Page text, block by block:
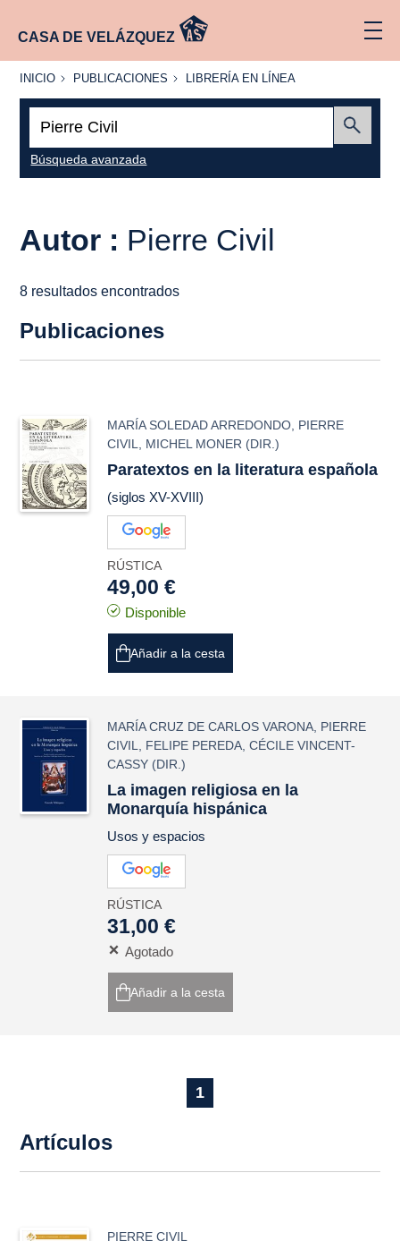
CASA DE VELÁZQUEZ
INICIO
INICIO PUBLICACIONES
PUBLICACIONES
LIBRERÍA
LÍNEA
LIBRERÍA EN LÍNEA
Búsqueda avanzada
Autor : Pierre Civil
8 resultados encontrados
Publicaciones
MARÍA SOLEDAD ARREDONDO PIERRE
CIVIL
MICHEL MONER (DIR.)
Paratextos en la literatura española
(siglos XV-XVIII)
RÚSTICA
49,00 €
Disponible
Añadir a la cesta
MARÍA CRUZ DE CARLOS VARONA PIERRE
CIVIL
FELIPE PEREDA ,CÉCILE VINCENT-
CASSY (DIR.)
La imagen religiosa en la
Monarquía hispánica
Usos y espacios
RÚSTICA
31,00 €
Agotado
Añadir a la cesta
1
Artículos
PIERRE CIVIL